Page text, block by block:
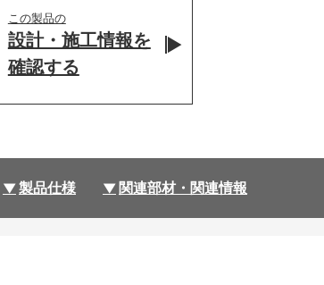
この製品の
設計・施工情報を
確認する
製品仕様 関連部材・関連情報